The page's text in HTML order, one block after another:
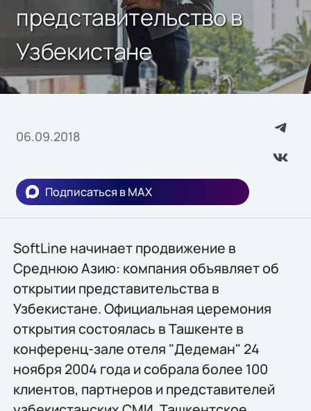
представительство в
Узбекистане
06.09.2018
Подписаться в MAX
SoftLine начинает продвижение в
Среднюю Азию: компания объявляет об
открытии представительства в
Узбекистане. Официальная церемония
открытия состоялась в Ташкенте в
конференц-зале отеля "Дедеман" 24
ноября 2004 года и собрала более 100
клиентов, партнеров и представителей